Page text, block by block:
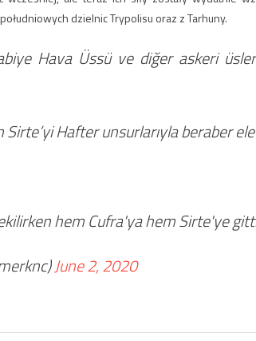
dzielnic Trypolisu oraz z Tarhuny.
Hava Üssü ve diğer askeri
Sirte’yi Hafter unsurlarıyla beraber
hem Cufra'ya hem Sirte'ye
June 2, 2020